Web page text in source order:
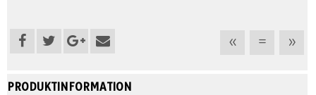
« = »
PRODUKTINFORMATION